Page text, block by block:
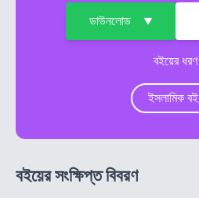
ডাউনলোড
বইয়ের ধরণ
ইসলামিক বই
বইয়ের সংক্ষিপ্ত বিবরণ